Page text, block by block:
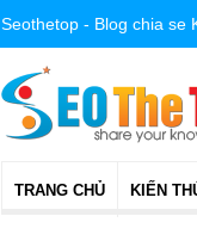
Seothetop - Blog chia se
TRANG CHỦ KIẾN